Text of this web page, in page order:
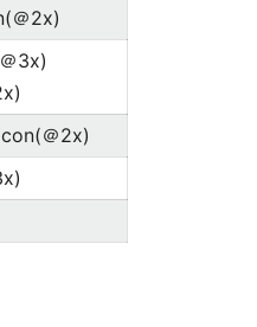
＠2x)
3x)
＠2x)